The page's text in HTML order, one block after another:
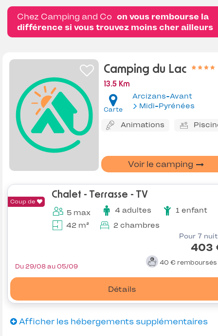
Chez Camping and Co on vous rembourse la
différence si vous trouvez moins cher ailleurs
Camping du Lac
13.5 Km
Carte
Arcizans-Avant
Midi-Pyrénées
Animations
Voir le camping
Coup de
Chalet - Terrasse - TV
5 max 4 adultes
1 enfant
42 m²
2 chambres
Pour 7
403
40 € remboursés
Détails
Du 29/08 au 05/09
Afficher les hébergements supplémentaires